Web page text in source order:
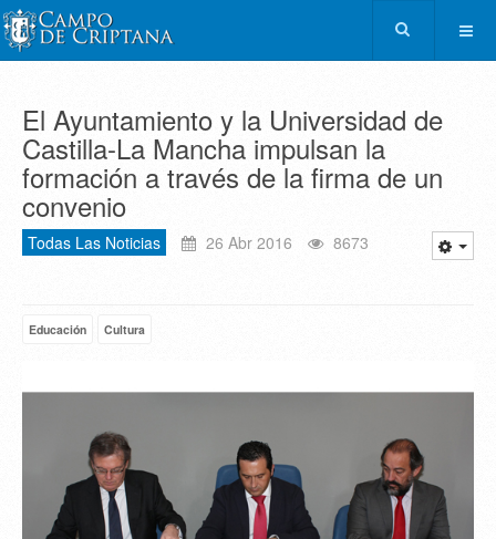
El Ayuntamiento y la Universidad de
Castilla-La Mancha impulsan la
formación a través de la firma de un
convenio
Todas Las Noticias 26 Abr 2016 8673
Educación Cultura